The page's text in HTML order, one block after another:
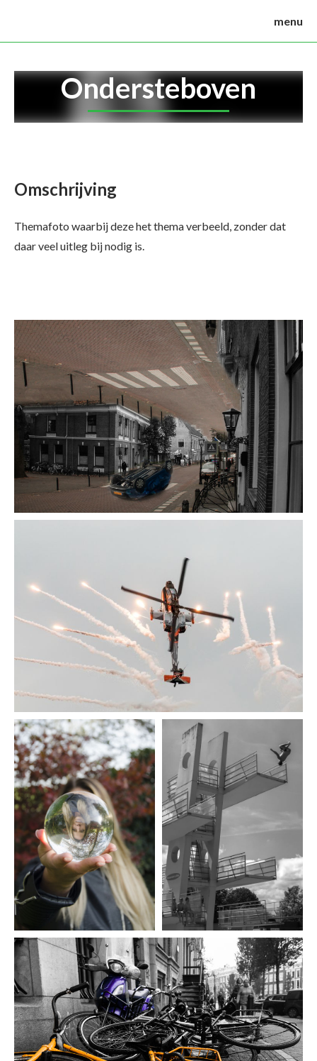
menu
Ondersteboven
Omschrijving
Themafoto waarbij deze het thema verbeeld, zonder dat
daar veel uitleg bij nodig is.